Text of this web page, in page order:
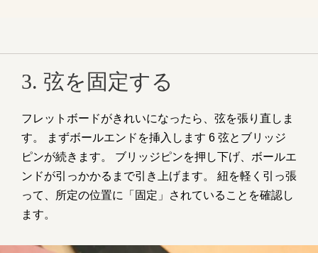
3. 弦を固定する
フレットボードがきれいになったら、弦を張り直しま
す。 まずボールエンドを挿入します 6 弦とブリッジ
ピンが続きます。 ブリッジピンを押し下げ、ボールエ
ンドが引っかかるまで引き上げます。 紐を軽く引っ張
って、所定の位置に「固定」されていることを確認し
ます。